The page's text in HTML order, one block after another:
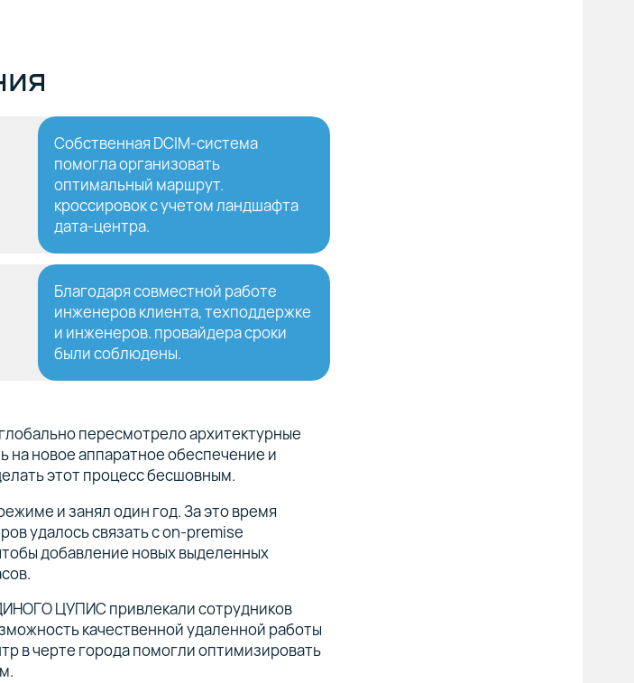
Собственная DCIM-система
помогла организовать
оптимальный маршрут.
кроссировок с учетом ландшафта
дата-центра.
Благодаря совместной работе
инженеров клиента, техподдержке
и инженеров. провайдера сроки
были соблюдены.
пересмотрело архитектурные
новое аппаратное обеспечение и
этот процесс бесшовным.
и занял один год. За это время
удалось связать с on-premise
добавление новых выделенных
ЦУПИС привлекали сотрудников
качественной удаленной работы
в черте города помогли оптимизировать